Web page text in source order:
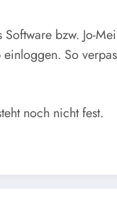
bzw. Jo-
So
noch nicht fest.